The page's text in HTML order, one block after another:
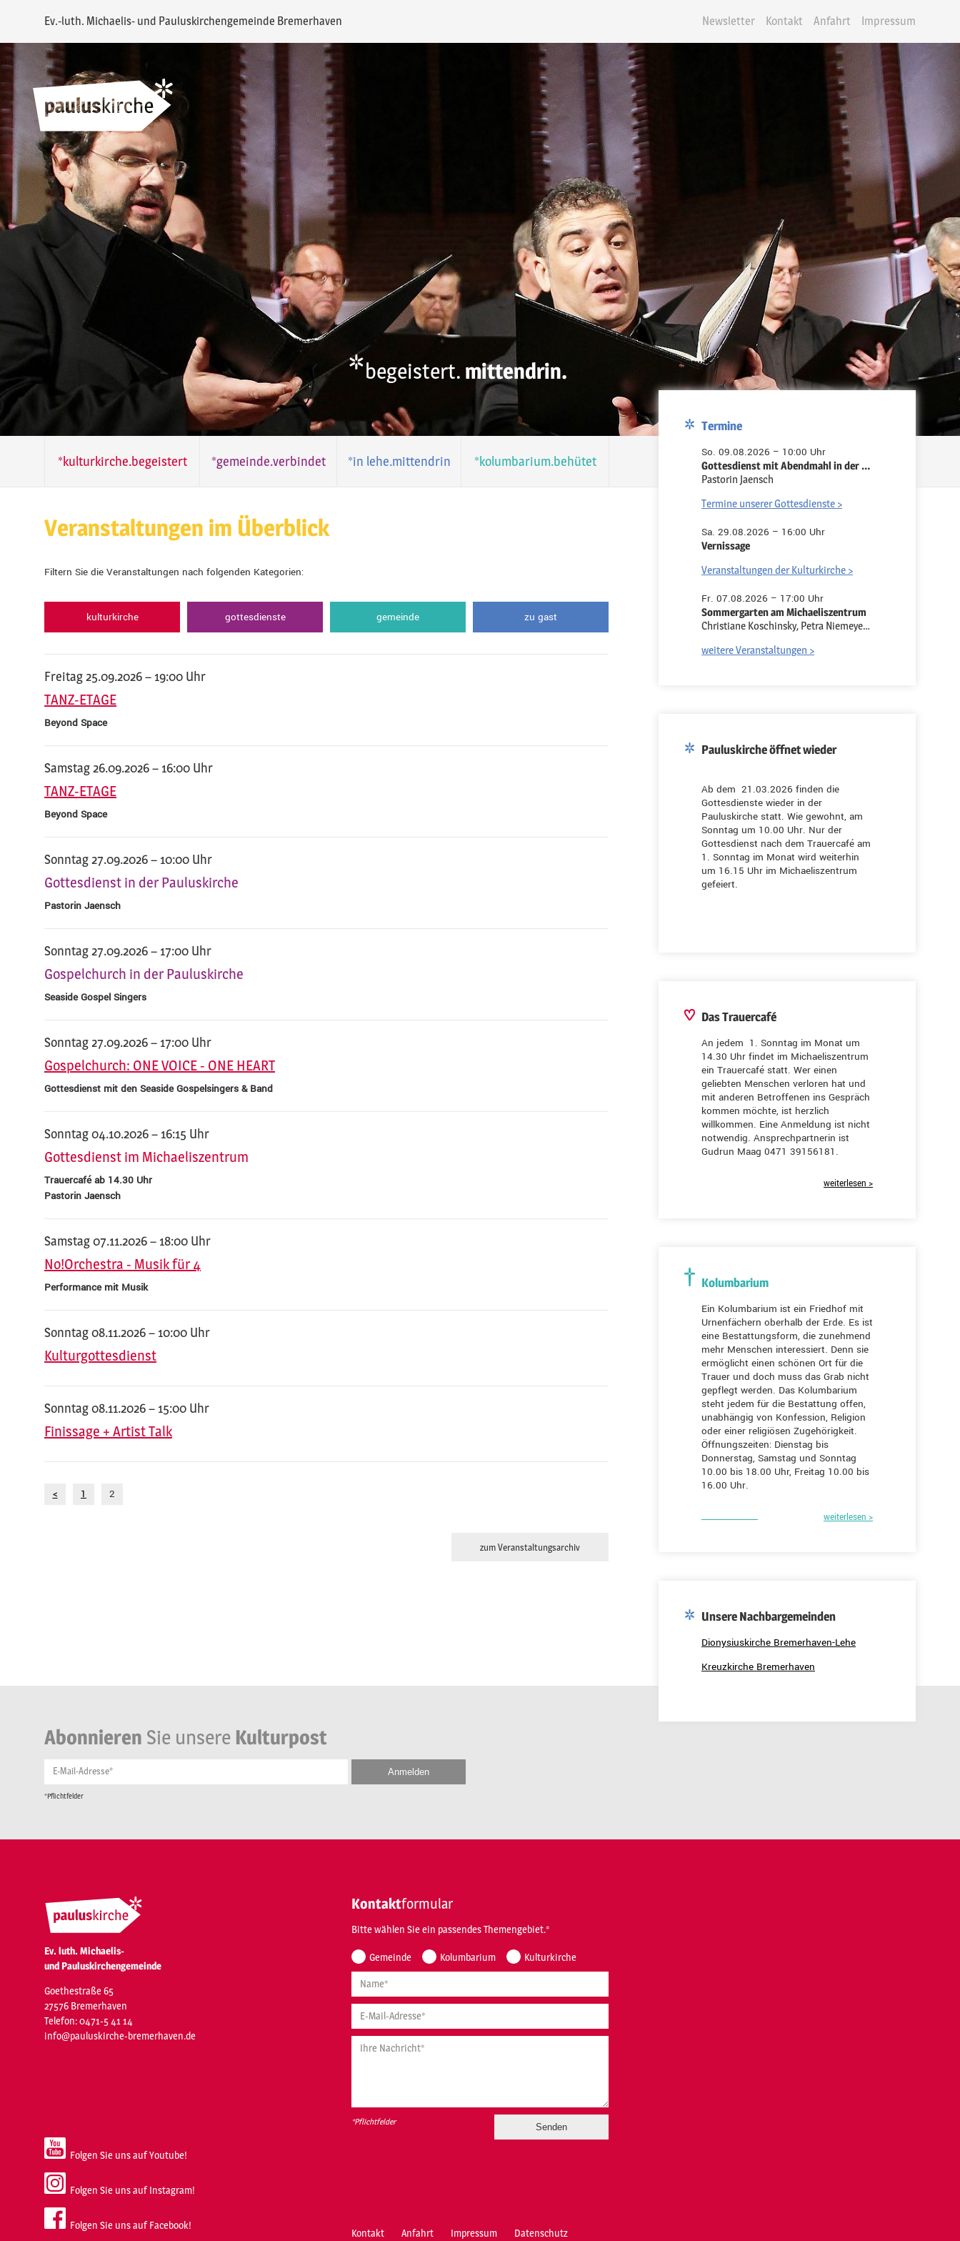
Ev.-luth. Michaelis- und Pauluskirchengemeinde Bremerhaven Newsletter Kontakt Anfahrt Impressum
*begeistert. mittendrin.
*kulturkirche.begeistert *gemeinde.verbindet *in lehe.mittendrin *kolumbarium.behütet
Veranstaltungen im Überblick
Filtern Sie die Veranstaltungen nach folgenden Kategorien:
kulturkirche gottesdienste gemeinde zu gast
Freitag 25.09.2026 – 19:00 Uhr
TANZ-ETAGE
Beyond Space
Samstag 26.09.2026 – 16:00 Uhr
TANZ-ETAGE
Beyond Space
Sonntag 27.09.2026 – 10:00 Uhr
Gottesdienst in der Pauluskirche
Pastorin Jaensch
Sonntag 27.09.2026 – 17:00 Uhr
Gospelchurch in der Pauluskirche
Seaside Gospel Singers
Sonntag 27.09.2026 – 17:00 Uhr
Gospelchurch: ONE VOICE - ONE HEART
Gottesdienst mit den Seaside Gospelsingers & Band
Sonntag 04.10.2026 – 16:15 Uhr
Gottesdienst im Michaeliszentrum
Trauercafé ab 14.30 Uhr
Pastorin Jaensch
Samstag 07.11.2026 – 18:00 Uhr
No!Orchestra - Musik für 4
Performance mit Musik
Sonntag 08.11.2026 – 10:00 Uhr
Kulturgottesdienst
Sonntag 08.11.2026 – 15:00 Uhr
Finissage + Artist Talk
< 1 2
zum Veranstaltungsarchiv
Termine
So. 09.08.2026 – 10:00 Uhr
Gottesdienst mit Abendmahl in der Pauluskirche
Pastorin Jaensch
Termine unserer Gottesdienste >
Sa. 29.08.2026 – 16:00 Uhr
Vernissage
Veranstaltungen der Kulturkirche >
Fr. 07.08.2026 – 17:00 Uhr
Sommergarten am Michaeliszentrum
Christiane Koschinsky, Petra Niemeyer-Ruth
weitere Veranstaltungen >
Pauluskirche öffnet wieder
Ab dem 21.03.2026 finden die
Gottesdienste wieder in der
Pauluskirche statt. Wie gewohnt, am
Sonntag um 10.00 Uhr. Nur der
Gottesdienst nach dem Trauercafé am
1. Sonntag im Monat wird weiterhin
um 16.15 Uhr im Michaeliszentrum
gefeiert.
Das Trauercafé
An jedem 1. Sonntag im Monat um
14.30 Uhr findet im Michaeliszentrum
ein Trauercafé statt. Wer einen
geliebten Menschen verloren hat und
mit anderen Betroffenen ins Gespräch
kommen möchte, ist herzlich
willkommen. Eine Anmeldung ist nicht
notwendig. Ansprechpartnerin ist
Gudrun Maag 0471 39156181.
weiterlesen >
Kolumbarium
Ein Kolumbarium ist ein Friedhof mit
Urnenfächern oberhalb der Erde. Es ist
eine Bestattungsform, die zunehmend
mehr Menschen interessiert. Denn sie
ermöglicht einen schönen Ort für die
Trauer und doch muss das Grab nicht
gepflegt werden. Das Kolumbarium
steht jedem für die Bestattung offen,
unabhängig von Konfession, Religion
oder einer religiösen Zugehörigkeit.
Öffnungszeiten: Dienstag bis
Donnerstag, Samstag und Sonntag
10.00 bis 18.00 Uhr, Freitag 10.00 bis
16.00 Uhr.
weiterlesen >
Unsere Nachbargemeinden
Dionysiuskirche Bremerhaven-Lehe
Kreuzkirche Bremerhaven
Abonnieren Sie unsere Kulturpost
E-Mail-Adresse*
*Pflichtfelder
Ev. luth. Michaelis-
und Pauluskirchengemeinde
Goethestraße 65
27576 Bremerhaven
Telefon: 0471-5 41 14
info@pauluskirche-bremerhaven.de
Kontaktformular
Bitte wählen Sie ein passendes Themengebiet.*
Gemeinde Kolumbarium Kulturkirche
Name*
E-Mail-Adresse*
Ihre Nachricht*
*Pflichtfelder
Folgen Sie uns auf Youtube!
Folgen Sie uns auf Instagram!
Folgen Sie uns auf Facebook!
Kontakt Anfahrt Impressum Datenschutz